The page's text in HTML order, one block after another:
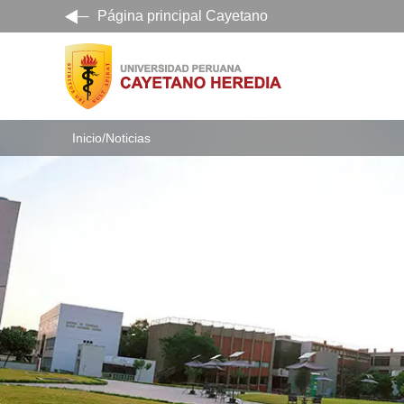
Página principal Cayetano
Inicio/Noticias